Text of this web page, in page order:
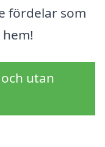
fördelar som
utan